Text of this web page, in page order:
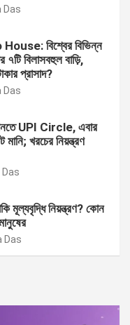
Das
বিশ্বের বিভিন্ন
৭টি বিলাসবহুল বাড়ি,
প্রাসাদ?
Das
UPI Circle, এবার
মানি; খরচের নিয়ন্ত্রণ
মূল্যবৃদ্ধি নিয়ন্ত্রণ? কোন
Das